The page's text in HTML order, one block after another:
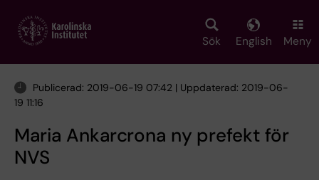
main
Sök English Meny
Publicerad: 2019-06-19 07:42 | Uppdaterad: 2019-06-
19 11:16
Maria Ankarcrona ny prefekt för
NVS